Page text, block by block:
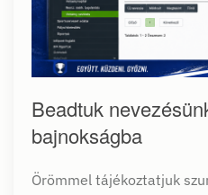
Beadtuk
bajnokságba
Örömmel tájékoztatjuk